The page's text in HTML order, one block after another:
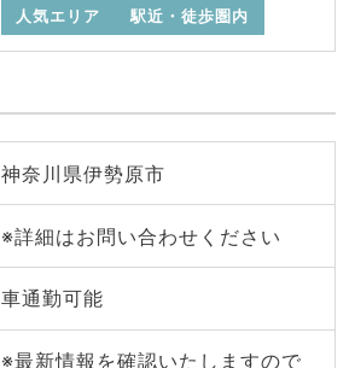
人気エリア 駅近・徒歩圏内
神奈川県伊勢原市
※詳細はお問い合わせください
車通勤可能
※最新情報を確認いたしますので